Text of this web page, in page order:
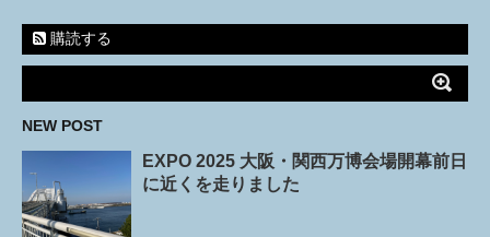
購読する
NEW POST
EXPO 2025 大阪・関西万博会場開幕前日
に近くを走りました